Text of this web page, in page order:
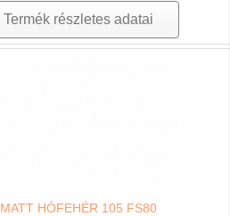
Termék részletes adatai
MATT HÓFEHÉR 105 FS80